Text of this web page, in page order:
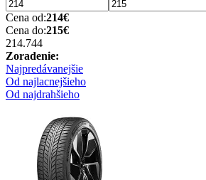
Cena od:214€
Cena do:215€
214.744
Zoradenie:
Najpredávanejšie
Od najlacnejšieho
Od najdrahšieho